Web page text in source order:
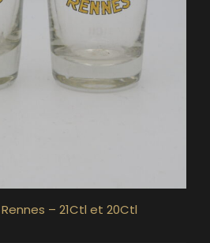
– 21Ctl et 20Ctl